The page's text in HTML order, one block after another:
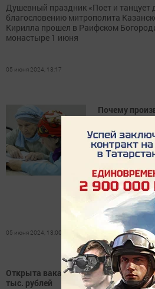
Душевный праздник «Поет и танцует
благословению митрополита
Кирилла прошел в Раифском
монастыре 1 июня
05 июня 2024, 13:17
Почему
информация о
сообщили,
помимо своих
Наша Газета
05 июня 2024, 13:00
Открыта вакансия: требуются
тыс. рублей